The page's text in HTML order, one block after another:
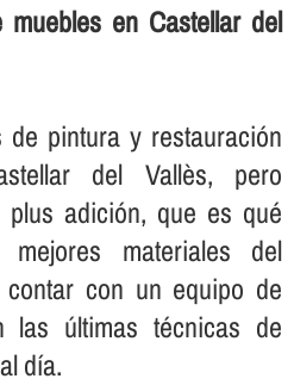
en Castellar del
de pintura y restauración
del Vallès, pero
plus adición, que es qué
materiales del
con un equipo de
las últimas técnicas de
dí­a.